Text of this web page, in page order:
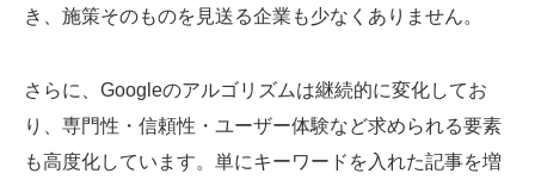
き、施策そのものを見送る企業も少なくありません。
さらに、Googleのアルゴリズムは継続的に変化してお
り、専門性・信頼性・ユーザー体験など求められる要素
も高度化しています。単にキーワードを入れた記事を増